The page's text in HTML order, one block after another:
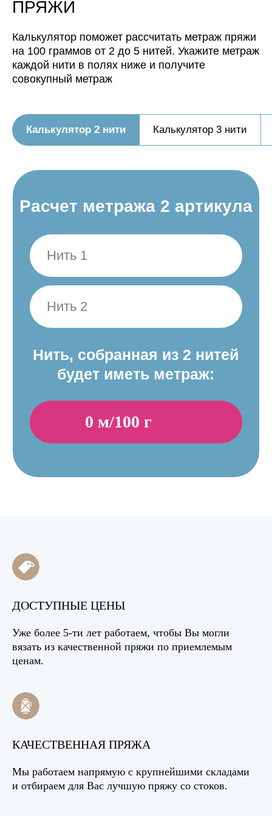
ПРЯЖИ
Калькулятор поможет рассчитать метраж пряжи
на 100 граммов от 2 до 5 нитей. Укажите метраж
каждой нити в полях ниже и получите
совокупный метраж
Калькулятор 2 нити Калькулятор 3 нити
0м/100 г
ДОСТУПНЫЕ ЦЕНЫ
Уже более 5-ти лет работаем, чтобы Вы могли
вязать из качественной пряжи по приемлемым
ценам.
КАЧЕСТВЕННАЯ ПРЯЖА
Мы работаем напрямую с крупнейшими складами
и отбираем для Вас лучшую пряжу со стоков.